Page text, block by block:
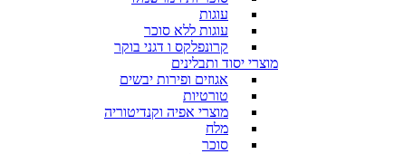
עוגות
עוגות ללא סוכר
קרונפלקס ו דגני בוקר
מוצרי יסוד ותבלינים
אגוזים ופירות יבשים
טורטיות
מוצרי אפיה וקנדיטוריה
מלח
סוכר